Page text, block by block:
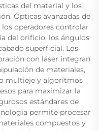
del material y los
Ópticas avanzadas de
operadores controlar
del orificio, los ángulos
superficial. Los
con láser integran
de materiales,
multieje y algoritmos
para maximizar la
estándares de
permite procesar
compuestos y